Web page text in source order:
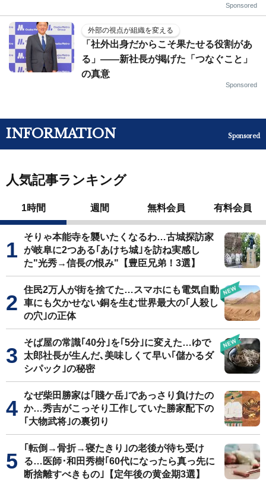
Sponsored
外部の視点が組織を変える
「社外出身だからこそ果たせる役割があ
る」――新社長が掲げた「つなぐこと」
の真意
Sponsored
INFORMATION Sponsored
人気記事ランキング
1時間 週間 無料会員 有料会員
そりゃ本能寺を襲いたくなるわ…古城探訪家
が岐阜に2つある｢あけち城｣を訪ね実感し
た"光秀→信長の恨み"【豊臣兄弟！3選】
住民2万人が街を捨てた…スマホにも電気自動
車にも欠かせない銅を生む世界最大の｢人殺し
の穴｣の正体
そば屋の常識｢40分｣を｢5分｣に変えた…ゆで
太郎社長が生んだ､美味しくて早い｢儲かるダ
シパック｣の秘密
なぜ柴田勝家は｢賤ケ岳｣であっさり負けたの
か…秀吉がこっそり工作していた勝家配下の
｢大物武将｣の裏切り
｢転倒→骨折→寝たきり｣の老後が待ち受け
る…医師･和田秀樹｢60代になったら真っ先に
断捨離すべきもの｣【定年後の黄金期3選】